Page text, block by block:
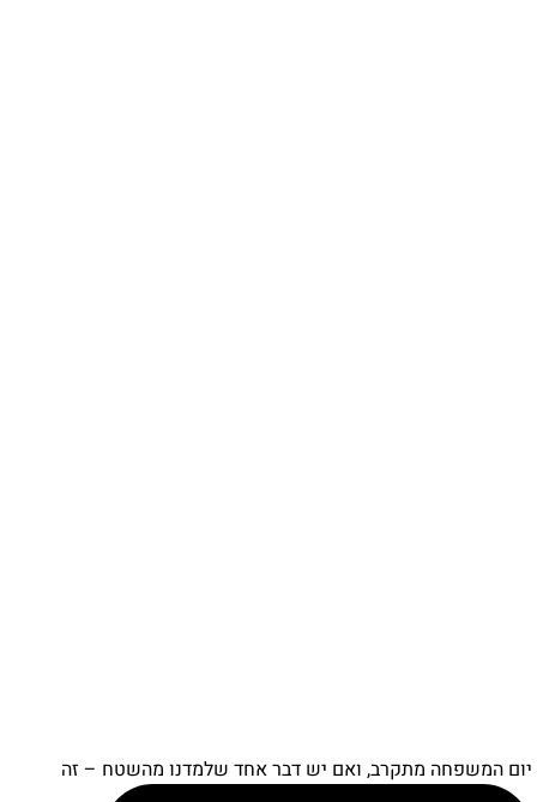
המשפחה מתקרב, ואם יש דבר אחד שלמדנו מהשטח – זה